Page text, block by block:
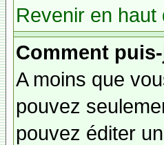
Revenir en haut
Comment
A moins que
pouvez
pouvez éditer